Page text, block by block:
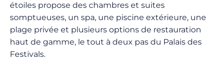
étoiles propose des chambres et suites
somptueuses, un spa, une piscine extérieure, une
plage privée et plusieurs options de restauration
haut de gamme, le tout à deux pas du Palais des
Festivals.